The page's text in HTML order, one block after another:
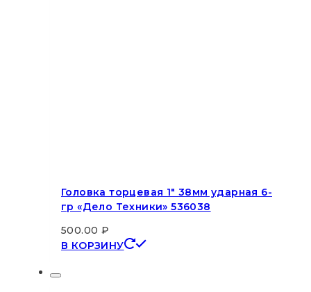
Головка торцевая 1″ 38мм ударная 6-
гр «Дело Техники» 536038
500.00 ₽
В КОРЗИНУ